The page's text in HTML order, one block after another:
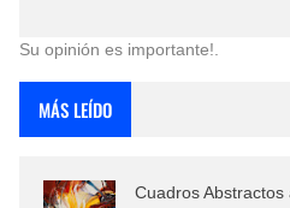
Su opinión es importante!.
MÁS LEÍDO
Cuadros Abstractos